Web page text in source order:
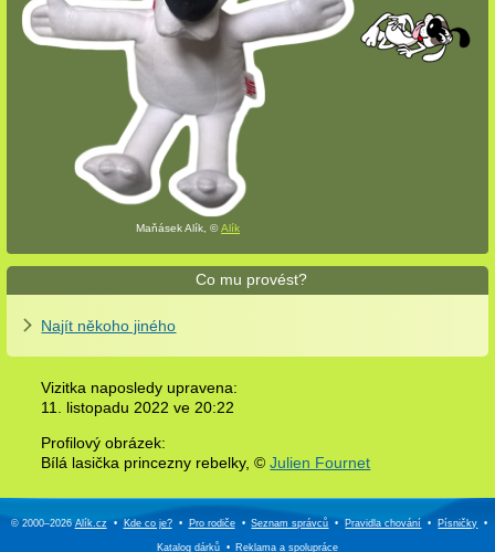
Maňásek Alík, ©Alík
Co mu provést?
Najít někoho jiného
Vizitka naposledy upravena:
11. listopadu 2022 ve20:22
Profilový obrázek:
Bílá lasička princezny rebelky,©Julien Fournet
© 2000–2026Alík.cz • Kde co je? • Pro rodiče • Seznam správců • Pravidla chování • Písničky •
Katalog dárků • Reklama aspolupráce